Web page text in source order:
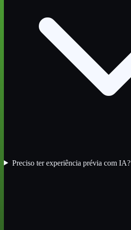
Preciso ter experiência prévia com IA?